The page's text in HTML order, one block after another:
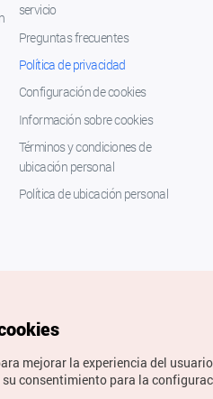
servicio
Preguntas frecuentes
Política de privacidad
Configuración de cookies
Información sobre cookies
Términos y condiciones de
ubicación personal
Política de ubicación personal
mejorar la experiencia del
consentimiento para la